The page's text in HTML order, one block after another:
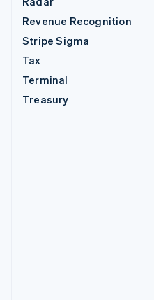
Revenue Recognition
Stripe Sigma
Tax
Terminal
Treasury